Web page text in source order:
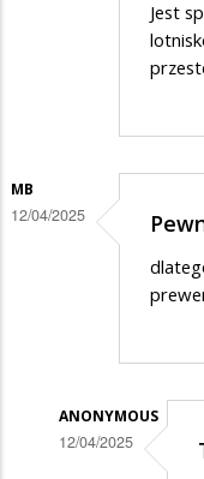
Jest
MB
12/04/2025
ANONYMOUS
12/04/2025